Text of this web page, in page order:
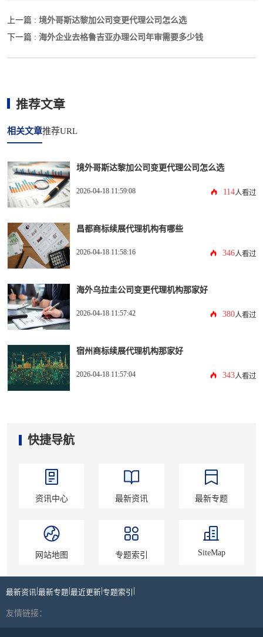
上一篇 : 境外哥斯达黎加公司变更代理公司怎么选
下一篇 : 海外企业去格鲁吉亚办理公司年审需要多少钱
推荐文章
相关文章推荐URL
境外哥斯达黎加公司变更代理公司怎么选
2026-04-18 11:59:08 114人看过
昌都商标续展代理机构有哪些
2026-04-18 11:58:16 346人看过
海外乌拉圭公司变更代理机构那家好
2026-04-18 11:57:42 380人看过
宿州商标续展代理机构那家好
2026-04-18 11:57:04 343人看过
快捷导航
资讯中心 最新资讯 最新专题
网站地图 专题索引 SiteMap
最新资讯 |最新专题|最近更新|专题索引 |
友情链接：